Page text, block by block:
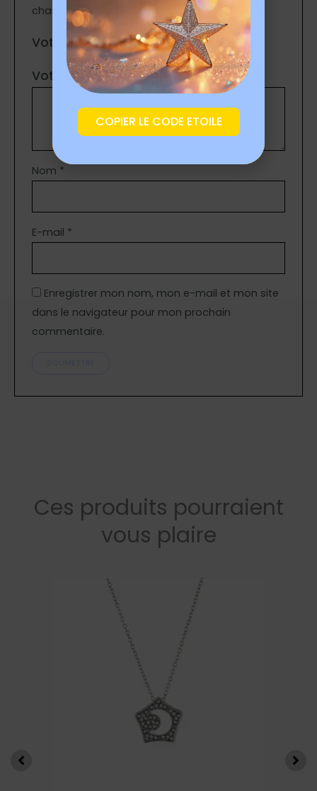
champs obligatoires sont indiqués avec
Votre note*
Votre avis*
Nom *
E-mail *
Enregistrer mon nom, mon e-mail et mon site
dans le navigateur pour mon prochain
commentaire.
Ces produits pourraient
vous plaire
COPIER LE CODE ETOILE